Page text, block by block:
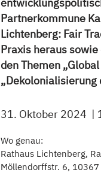
Partnerkommune
Lichtenberg: Fair
Praxis heraus
den Themen
„Dekolonialisierung
31. Oktober 2024
Wo genau:
Rathaus Lichtenberg,
Möllendorffstr. 6,